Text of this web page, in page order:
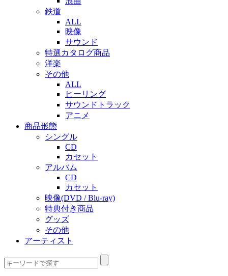
鉄道
ALL
映像
サウンド
特選カタログ商品
洋楽
その他
ALL
ヒーリング
サウンドトラック
アニメ
商品形態
シングル
CD
カセット
アルバム
CD
カセット
映像(DVD / Blu-ray)
特典付き商品
グッズ
その他
アーティスト